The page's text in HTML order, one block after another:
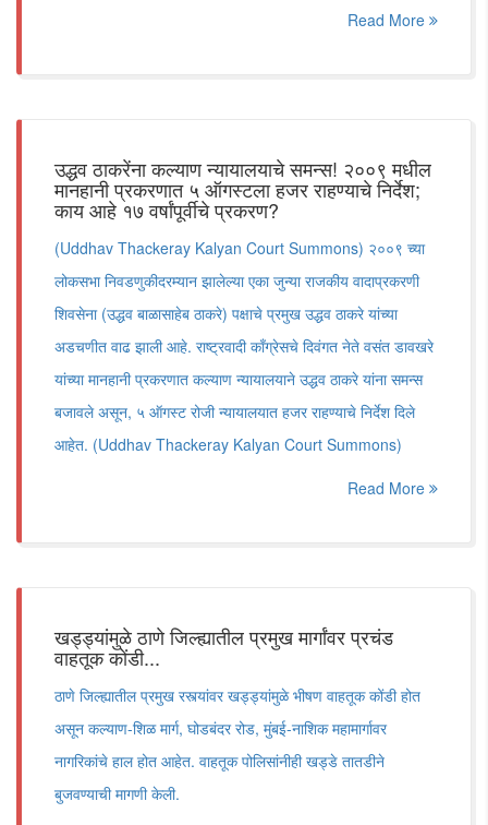
Read More
उद्धव ठाकरेंना कल्याण न्यायालयाचे समन्स! २००९ मधील
मानहानी प्रकरणात ५ ऑगस्टला हजर राहण्याचे निर्देश;
काय आहे १७ वर्षांपूर्वीचे प्रकरण?
(Uddhav Thackeray Kalyan Court Summons) २००९ च्या
लोकसभा निवडणुकीदरम्यान झालेल्या एका जुन्या राजकीय वादाप्रकरणी
शिवसेना (उद्धव बाळासाहेब ठाकरे) पक्षाचे प्रमुख उद्धव ठाकरे यांच्या
अडचणीत वाढ झाली आहे. राष्ट्रवादी काँग्रेसचे दिवंगत नेते वसंत डावखरे
यांच्या मानहानी प्रकरणात कल्याण न्यायालयाने उद्धव ठाकरे यांना समन्स
बजावले असून, ५ ऑगस्ट रोजी न्यायालयात हजर राहण्याचे निर्देश दिले
आहेत. (Uddhav Thackeray Kalyan Court Summons)
Read More
खड्ड्यांमुळे ठाणे जिल्ह्यातील प्रमुख मार्गांवर प्रचंड
वाहतूक कोंडी...
ठाणे जिल्ह्यातील प्रमुख रस्त्यांवर खड्ड्यांमुळे भीषण वाहतूक कोंडी होत
असून कल्याण-शिळ मार्ग, घोडबंदर रोड, मुंबई-नाशिक महामार्गावर
नागरिकांचे हाल होत आहेत. वाहतूक पोलिसांनीही खड्डे तातडीने
बुजवण्याची मागणी केली.